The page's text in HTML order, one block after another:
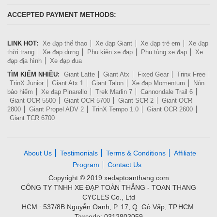
ACCEPTED PAYMENT METHODS:
LINK HOT: Xe đạp thể thao Xe đạp Giant Xe đạp trẻ em
Xe đạp
thời trang
Xe đạp dựng Phụ kiện xe đạp Phụ tùng xe đạp
Xe
đạp địa hình
Xe đạp đua
TÌM KIẾM NHIỀU:
Giant Latte Giant Atx Fixed Gear
Trinx Free
TrinX Junior
Giant Atx 1 Giant Talon Xe đạp Momentum
Nón
bảo hiểm
Xe đạp Pinarello Trek Marlin 7
Cannondale Trail 6
Giant OCR 5500
Giant OCR 5700 Giant SCR 2
Giant OCR
2800
Giant Propel ADV 2 TrinX Tempo 1.0
Giant OCR 2600
Giant TCR 6700
About Us Testimonials Terms & Conditions
Affiliate
Program
Contact Us
Copyright © 2019 xedaptoanthang.com
CÔNG TY TNHH XE ĐẠP TOÀN THẮNG - TOAN THANG
CYCLES Co., Ltd
HCM : 537/8B Nguyễn Oanh, P. 17, Q. Gò Vấp, TP.HCM.